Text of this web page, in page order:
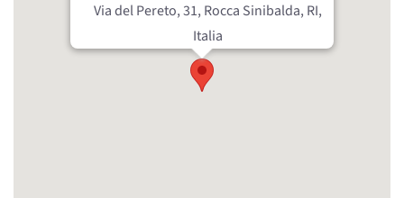
Via del Pereto, 31, Rocca Sinibalda, RI,
Italia